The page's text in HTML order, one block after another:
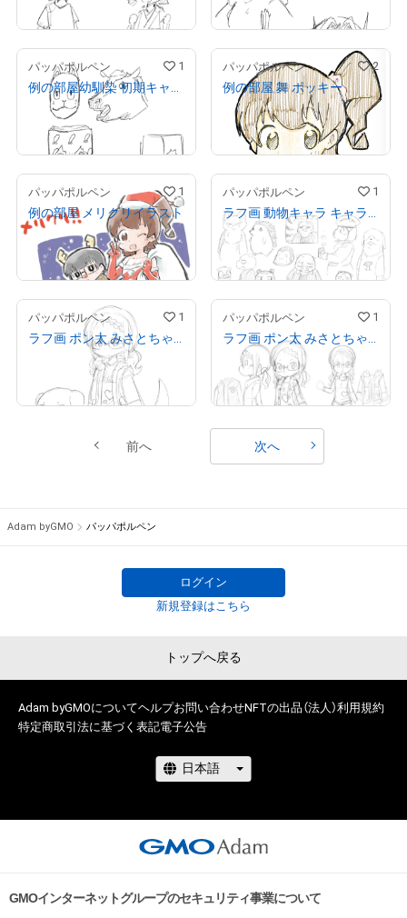
売出し（初回販売） 売出し（初回販売）
パッパポルペン 1
10,000
売出し（初回販売）
パッパポルペン 2
例の部屋 舞 ポッキー
10,000
売出し（初回販売）
パッパポルペン 1
例の部屋 メリクリイラスト
10,000
売出し（初回販売）
パッパポルペン 1
¥ 10,000
売出し（初回販売）
パッパポルペン 1
売出し（初回販売）
パッパポルペン 1
10,000
売出し（初回販売）
前へ 次へ
Adam byGMO パッパポルペン
ログイン
新規登録はこちら
トップへ戻る
Adam byGMOについてヘルプお問い合わせNFTの出品（法人）利用規約
特定商取引法に基づく表記電子公告
GMOインターネットグループのセキュリティ事業について